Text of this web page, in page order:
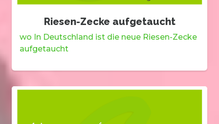
Riesen-Zecke aufgetaucht
wo In Deutschland ist die neue Riesen-Zecke
aufgetaucht